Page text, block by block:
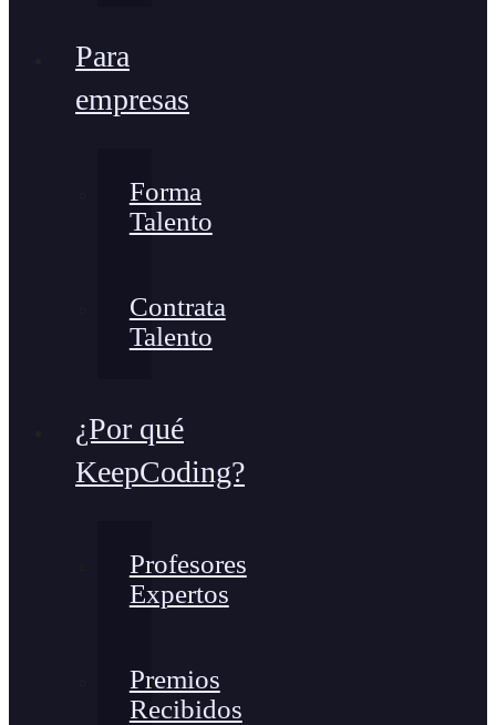
Para
empresas
Forma
Talento
Contrata
Talento
¿Por qué
KeepCoding?
Profesores
Expertos
Premios
Recibidos